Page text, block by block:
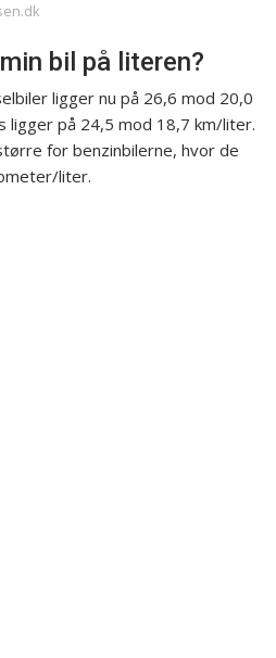
bil på literen?
ligger nu på 26,6 mod 20,0
ligger på 24,5 mod 18,7 km/liter.
for benzinbilerne, hvor de
liter.